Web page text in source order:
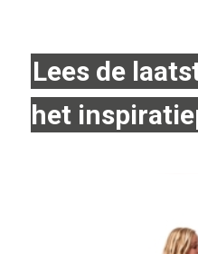
Lees de
het